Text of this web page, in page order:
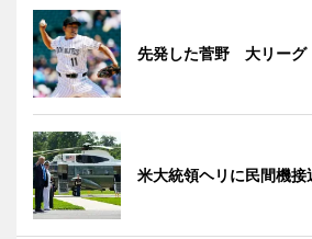
先発した菅野 大リーグ
米大統領ヘリに民間機接